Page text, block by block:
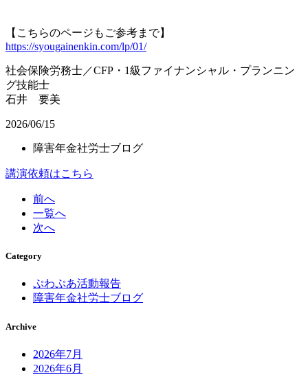
【こちらのページもご参考まで】
https://syougainenkin.com/lp/01/
社会保険労務士／CFP・1級ファイナンシャル・プランニン
グ技能士
石井 要美
2026/06/15
障害年金社労士ブログ
講演依頼はこちら
前へ
一覧へ
次へ
Category
ぷわぷあ活動報告
障害年金社労士ブログ
Archive
2026年7月
2026年6月